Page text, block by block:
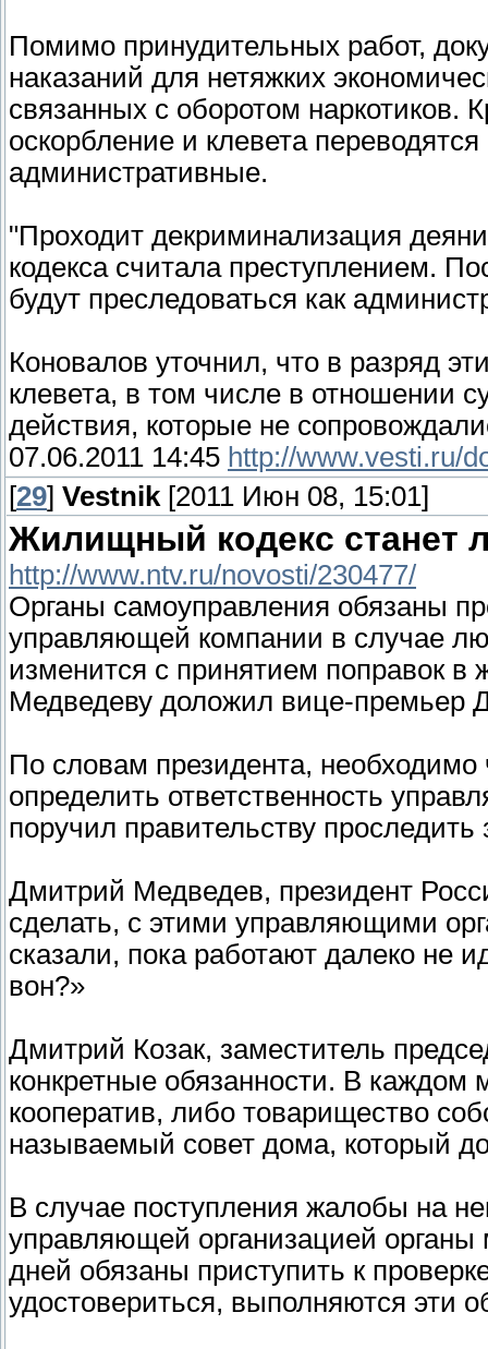
Помимо принудительных работ,
наказаний для нетяжких
связанных с оборотом наркотиков.
оскорбление и клевета
административные.
"Проходит декриминализация
кодекса считала преступлением.
будут преследоваться как
Коновалов уточнил, что в разряд
клевета, в том числе в отношении
действия, которые не
07.06.2011 14:45 http://www.vesti.ru/
[29] Vestnik [2011 Июн 08, 15:01]
Жилищный кодекс станет
http://www.ntv.ru/novosti/230477/
Органы самоуправления обязаны
управляющей компании в случае
изменится с принятием поправок
Медведеву доложил вице-премьер
По словам президента, необходимо
определить ответственность
поручил правительству
Дмитрий Медведев, президент
сделать, с этими управляющими
сказали, пока работают далеко не
вон?»
Дмитрий Козак, заместитель
конкретные обязанности. В каждом
кооператив, либо товарищество
называемый совет дома, который
В случае поступления жалобы на
управляющей организацией органы
дней обязаны приступить к
удостовериться, выполняются эти